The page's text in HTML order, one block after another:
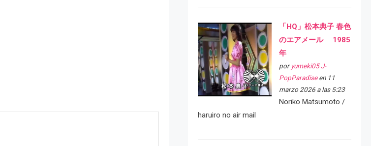
「HQ」松本典子 春色
のエアメール 1985
年
por yumeki05 J-
PopParadiseen 11
marzo 2026 a las 5:23
Noriko Matsumoto /
haruiro no air mail